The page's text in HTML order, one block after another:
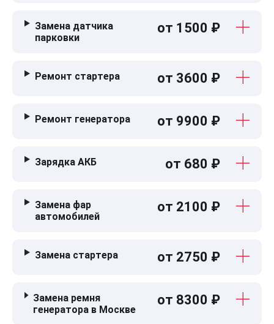
Замена датчика
парковки
от 1500 ₽
Ремонт стартера от 3600 ₽
Ремонт генератора от 9900 ₽
Зарядка АКБ от 680 ₽
Замена фар
автомобилей
от 2100 ₽
Замена стартера от 2750 ₽
Замена ремня
генератора в Москве
от 8300 ₽